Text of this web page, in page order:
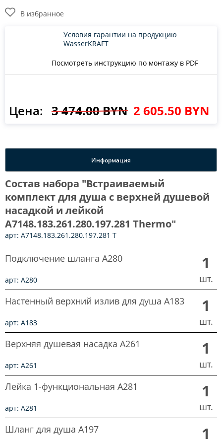
В избранное
Посмотреть инструкцию по монтажу в PDF
Условия гарантии на продукцию
WasserKRAFT
Цена: 3 474.00 BYN 2 605.50 BYN
Информация
Состав набора "Встраиваемый
комплект для душа с верхней душевой
насадкой и лейкой
A7148.183.261.280.197.281 Thermo"
арт: A7148.183.261.280.197.281 T
Подключение шланга A280
арт: A280
1
шт.
Настенный верхний излив для душа A183
арт: A183
1
шт.
Верхняя душевая насадка A261
арт: A261
1
шт.
Лейка 1-функциональная A281
арт: A281
1
шт.
Шланг для душа A197
1